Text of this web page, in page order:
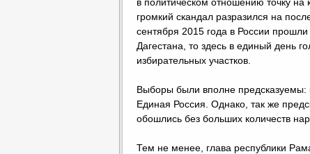
громкий скандал разразился на
сентября 2015 года в России
Дагестана, то здесь в единый день
избирательных участков.
Выборы были вполне предсказуемы:
Единая Россия. Однако, так же
обошлись без больших количеств
Тем не менее, глава республики